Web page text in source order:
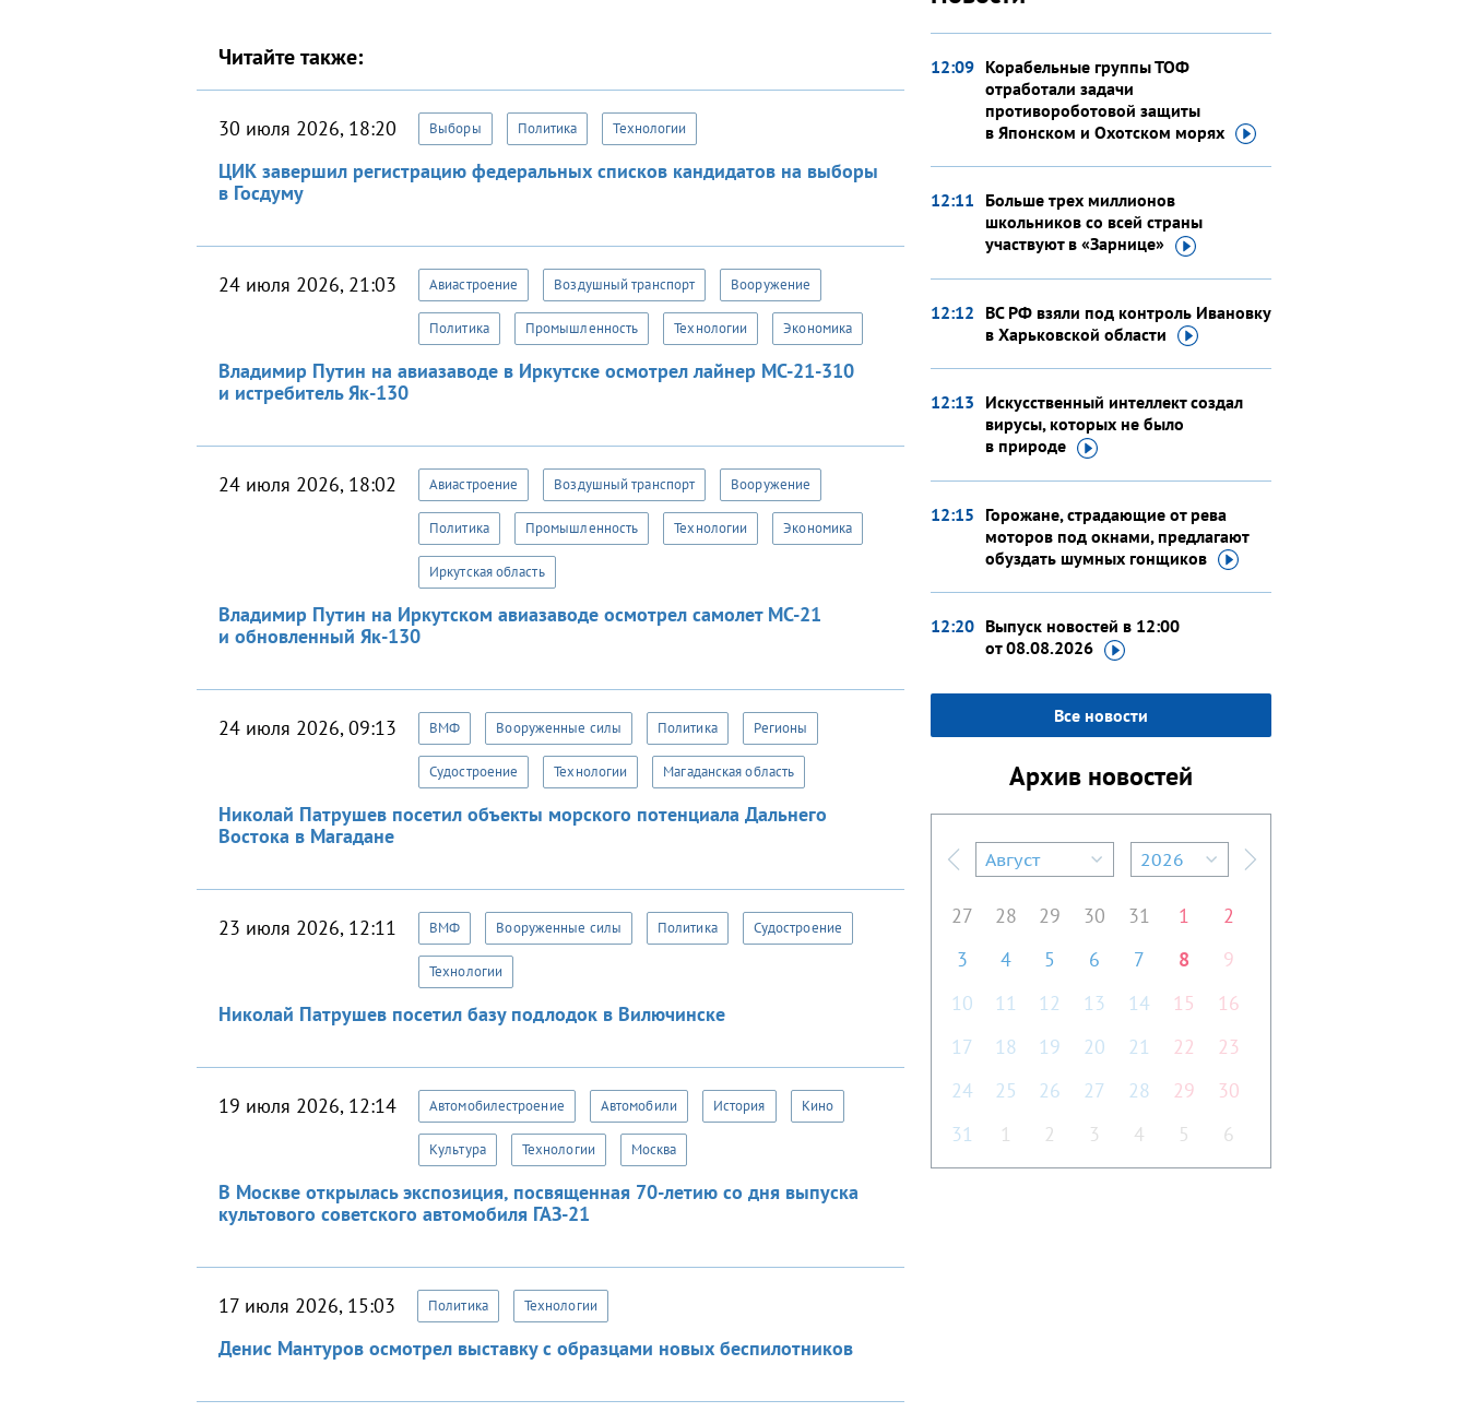
Читайте также:
30 июля 2026, 18:20 Выборы Политика Технологии
ЦИК завершил регистрацию федеральных списков кандидатов на выборы
в Госдуму
24 июля 2026, 21:03 Авиастроение Воздушный транспорт Вооружение
Политика Промышленность Технологии Экономика
Владимир Путин на авиазаводе в Иркутске осмотрел лайнер МС-21-310
и истребитель Як-130
24 июля 2026, 18:02 Авиастроение Воздушный транспорт Вооружение
Политика Промышленность Технологии Экономика
Иркутская область
Владимир Путин на Иркутском авиазаводе осмотрел самолет МС-21
и обновленный Як-130
24 июля 2026, 09:13 ВМФ Вооруженные силы Политика Регионы
Судостроение Технологии Магаданская область
Николай Патрушев посетил объекты морского потенциала Дальнего
Востока в Магадане
23 июля 2026, 12:11 ВМФ Вооруженные силы Политика Судостроение
Технологии
Николай Патрушев посетил базу подлодок в Вилючинске
19 июля 2026, 12:14 Автомобилестроение Автомобили История Кино
Культура Технологии Москва
В Москве открылась экспозиция, посвященная 70-летию со дня выпуска
культового советского автомобиля ГАЗ-21
17 июля 2026, 15:03 Политика Технологии
Денис Мантуров осмотрел выставку с образцами новых беспилотников
12:09 Корабельные группы ТОФ
отработали задачи
противороботовой защиты
в Японском и Охотском морях
12:11 Больше трех миллионов
школьников со всей страны
участвуютв «Зарнице»
12:12 ВС РФ взяли под контроль Ивановку
в Харьковской области
12:13 Искусственный интеллект создал
вирусы, которых не было
в природе
12:15 Горожане, страдающие от рева
моторов под окнами, предлагают
обуздать шумных гонщиков
12:20 Выпуск новостей в 12:00
от 08.08.2026
Все новости
Архив новостей
Август 2026
Предыдущий месяц
27 28 29 30 31 1
2
3
4 5 6 7 8
9
10
11 12 13 14 15
16
17
18 19 20 21 22
23
24
25 26 27 28 29
30
31
1 2 3 4 5 6